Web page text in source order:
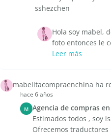
sshezchen
Hola soy mabel,
foto entonces le
Leer más
mabelitacompraenchina ha
hace 6 años
M Agencia de compras
Estimados todos , soy
Ofrecemos